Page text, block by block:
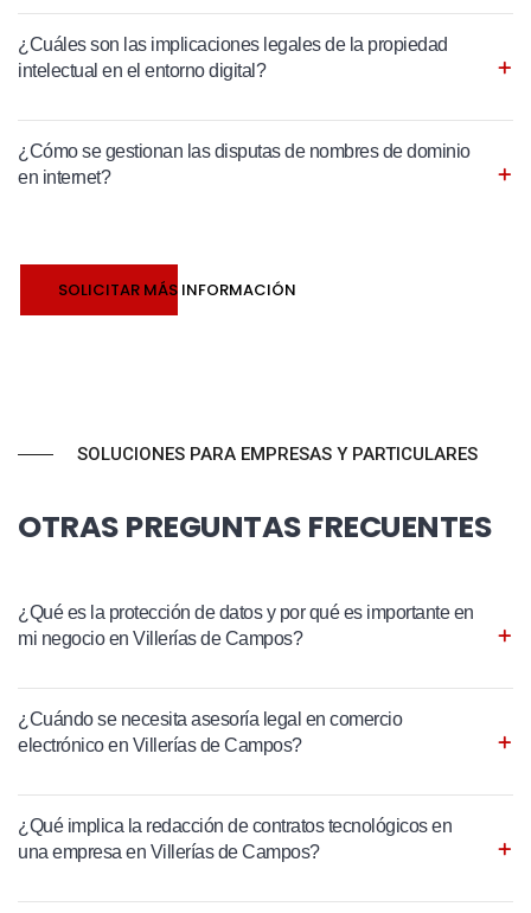
¿Cuáles son las implicaciones legales de la propiedad
intelectual en el entorno digital?
¿Cómo se gestionan las disputas de nombres de dominio
en internet?
SOLICITAR MÁS INFORMACIÓN
SOLUCIONES PARA EMPRESAS Y PARTICULARES
OTRAS PREGUNTAS FRECUENTES
¿Qué es la protección de datos y por qué es importante en
mi negocio en Villerías de Campos?
¿Cuándo se necesita asesoría legal en comercio
electrónico en Villerías de Campos?
¿Qué implica la redacción de contratos tecnológicos en
una empresa en Villerías de Campos?